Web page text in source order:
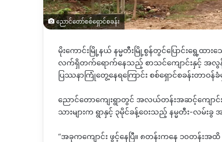
ညောင်တော်စစ်ရှောင်စခန်း
မိုးကောင်းမြို့နယ် နမ္မတီးမြို့စွန်တွင်ပြောင်းရွေ့ထား
လက်ရှိတက်ရောက်နေသည့် စာသင်ကျောင်းနှင့် အလွန်ဝေ
ပြဿနာကြုံတွေ့နေရကြောင်း စစ်ရှောင်စခန်းတာဝ
ညောင်တောကျေးရွာတွင် အလယ်တန်းအဆင့်ကျော
သားများက ရွာနှင့် ၃မိုင်ခန့်ဝေးသည့် နမ္မတီး-လ
“အခုကကျောင်း ဖွင့်နေပြီ။ ၈တန်းကနေ ၁၀တန်းအ